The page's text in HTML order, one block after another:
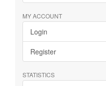
MY ACCOUNT
Login
Register
STATISTICS